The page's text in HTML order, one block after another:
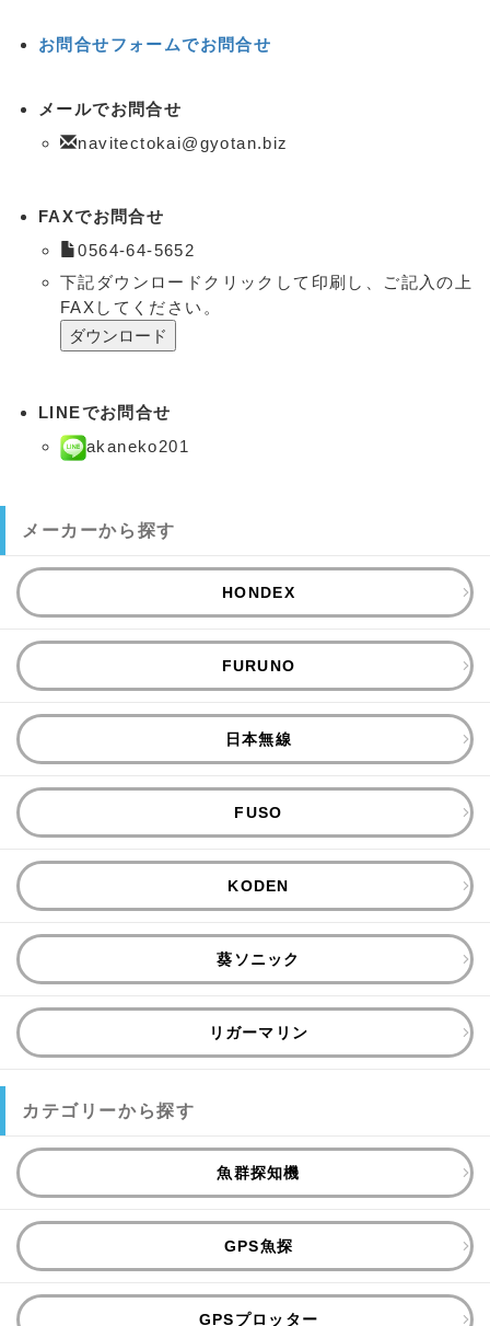
お問合せフォームでお問合せ
メールでお問合せ
navitectokai@gyotan.biz
FAXでお問合せ
0564-64-5652
下記ダウンロードクリックして印刷し、ご記入の上
FAXしてください。
LINEでお問合せ
akaneko201
メーカーから探す
HONDEX
FURUNO
日本無線
FUSO
KODEN
葵ソニック
リガーマリン
カテゴリーから探す
魚群探知機
GPS魚探
GPSプロッター